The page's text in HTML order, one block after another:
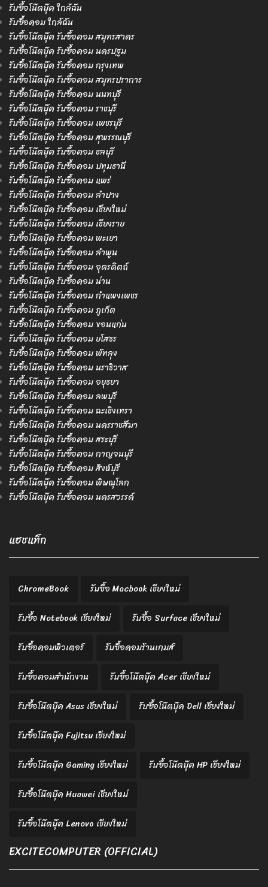
รับซื้อโน๊ตบุ๊ค ใกล้ฉัน
รับซื้อคอม ใกล้ฉัน
รับซื้อโน๊ตบุ๊ค รับซื้อคอม สมุทรสาคร
รับซื้อโน๊ตบุ๊ค รับซื้อคอม นครปฐม
รับซื้อโน๊ตบุ๊ค รับซื้อคอม กรุงเทพ
รับซื้อโน๊ตบุ๊ค รับซื้อคอม สมุทรปราการ
รับซื้อโน๊ตบุ๊ค รับซื้อคอม นนทบุรี
รับซื้อโน๊ตบุ๊ค รับซื้อคอม ราชบุรี
รับซื้อโน๊ตบุ๊ค รับซื้อคอม เพชรบุรี
รับซื้อโน๊ตบุ๊ค รับซื้อคอม สุพรรณบุรี
รับซื้อโน๊ตบุ๊ค รับซื้อคอม ชลบุรี
รับซื้อโน๊ตบุ๊ค รับซื้อคอม ปทุมธานี
รับซื้อโน๊ตบุ๊ค รับซื้อคอม แพร่
รับซื้อโน๊ตบุ๊ค รับซื้อคอม ลำปาง
รับซื้อโน๊ตบุ๊ค รับซื้อคอม เชียงใหม่
รับซื้อโน๊ตบุ๊ค รับซื้อคอม เชียงราย
รับซื้อโน๊ตบุ๊ค รับซื้อคอม พะเยา
รับซื้อโน๊ตบุ๊ค รับซื้อคอม ลำพูน
รับซื้อโน๊ตบุ๊ค รับซื้อคอม อุตรดิตถ์
รับซื้อโน๊ตบุ๊ค รับซื้อคอม น่าน
รับซื้อโน๊ตบุ๊ค รับซื้อคอม กำแพงเพชร
รับซื้อโน๊ตบุ๊ค รับซื้อคอม ภูเก็ต
รับซื้อโน๊ตบุ๊ค รับซื้อคอม ขอนแก่น
รับซื้อโน๊ตบุ๊ค รับซื้อคอม ยโสธร
รับซื้อโน๊ตบุ๊ค รับซื้อคอม พัทลุง
รับซื้อโน๊ตบุ๊ค รับซื้อคอม นราธิวาส
รับซื้อโน๊ตบุ๊ค รับซื้อคอม อยุธยา
รับซื้อโน๊ตบุ๊ค รับซื้อคอม ลพบุรี
รับซื้อโน๊ตบุ๊ค รับซื้อคอม ฉะเชิงเทรา
รับซื้อโน๊ตบุ๊ค รับซื้อคอม นครราชสีมา
รับซื้อโน๊ตบุ๊ค รับซื้อคอม สระบุรี
รับซื้อโน๊ตบุ๊ค รับซื้อคอม กาญจนบุรี
รับซื้อโน๊ตบุ๊ค รับซื้อคอม สิงห์บุรี
รับซื้อโน๊ตบุ๊ค รับซื้อคอม พิษณุโลก
รับซื้อโน๊ตบุ๊ค รับซื้อคอม นครสวรรค์
แฮชแท็ก
ChromeBook
รับซื้อ Macbook เชียงใหม่
รับซื้อ Notebook เชียงใหม่
รับซื้อ Surface เชียงใหม่
รับซื้อคอมพิวเตอร์
รับซื้อคอมร้านเกมส์
รับซื้อคอมสำนักงาน
รับซื้อโน๊ตบุ๊ค Acer เชียงใหม่
รับซื้อโน๊ตบุ๊ค Asus เชียงใหม่
รับซื้อโน๊ตบุ๊ค Dell เชียงใหม่
รับซื้อโน๊ตบุ๊ค Fujitsu เชียงใหม่
รับซื้อโน๊ตบุ๊ค Gaming เชียงใหม่
รับซื้อโน๊ตบุ๊ค HP เชียงใหม่
รับซื้อโน๊ตบุ๊ค Huawei เชียงใหม่
รับซื้อโน๊ตบุ๊ค Lenovo เชียงใหม่
EXCITECOMPUTER (OFFICIAL)